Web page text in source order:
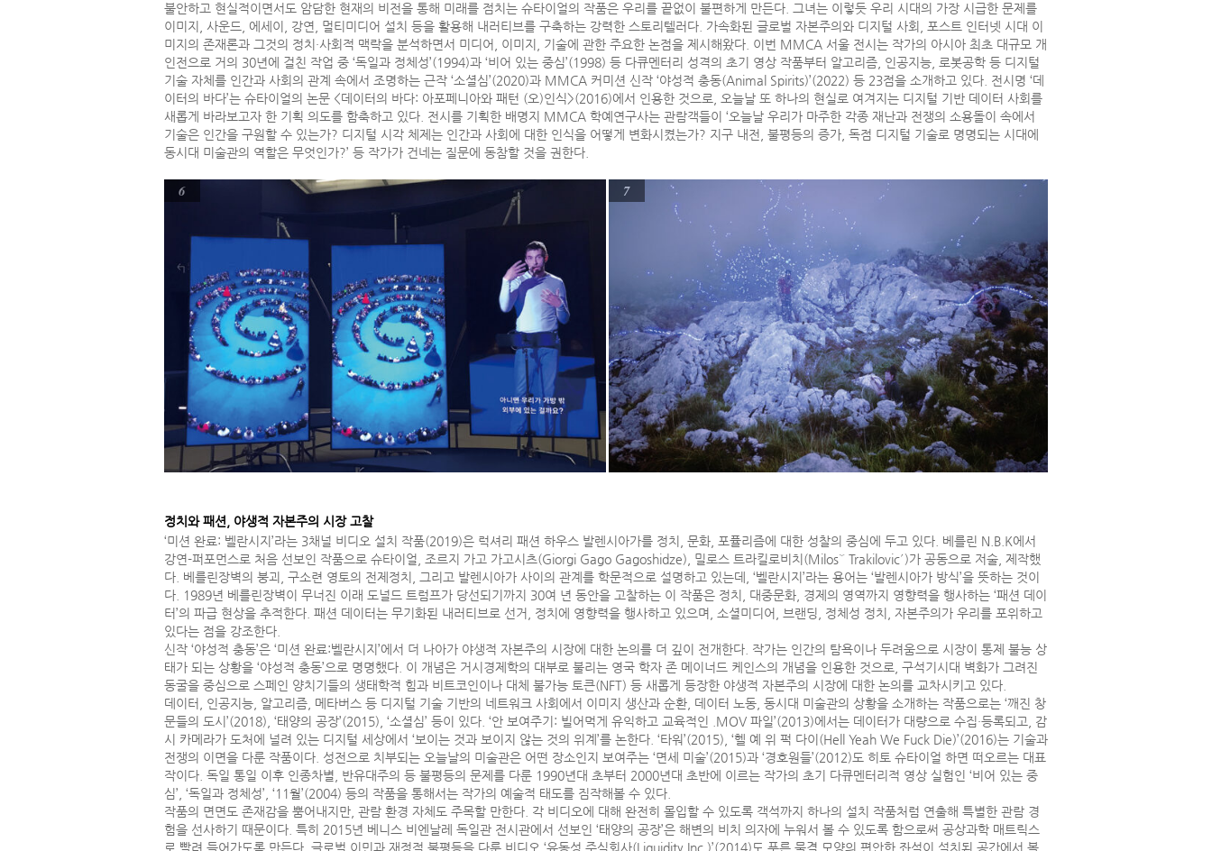
불안하고 현실적이면서도 암담한 현재의 비전을 통해 미래를 점치는 슈타이얼의 작품은 우리를 끝없이 불편하게 만든다. 그녀는 이렇듯 우리 시대의 가장 시급한 문제를
이미지, 사운드, 에세이, 강연, 멀티미디어 설치 등을 활용해 내러티브를 구축하는 강력한 스토리텔러다. 가속화된 글로벌 자본주의와 디지털 사회, 포스트 인터넷 시대 이
미지의 존재론과 그것의 정치·사회적 맥락을 분석하면서 미디어, 이미지, 기술에 관한 주요한 논점을 제시해왔다. 이번 MMCA 서울 전시는 작가의 아시아 최초 대규모 개
인전으로 거의 30년에 걸친 작업 중 ‘독일과 정체성’(1994)과 ‘비어 있는 중심’(1998) 등 다큐멘터리 성격의 초기 영상 작품부터 알고리즘, 인공지능, 로봇공학 등 디지털
기술 자체를 인간과 사회의 관계 속에서 조명하는 근작 ‘소셜심’(2020)과 MMCA 커미션 신작 ‘야성적 충동(Animal Spirits)’(2022) 등 23점을 소개하고 있다. 전시명 ‘데
이터의 바다’는 슈타이얼의 논문 <데이터의 바다: 아포페니아와 패턴 (오)인식>(2016)에서 인용한 것으로, 오늘날 또 하나의 현실로 여겨지는 디지털 기반 데이터 사회를
새롭게 바라보고자 한 기획 의도를 함축하고 있다. 전시를 기획한 배명지 MMCA 학예연구사는 관람객들이 ‘오늘날 우리가 마주한 각종 재난과 전쟁의 소용돌이 속에서
기술은 인간을 구원할 수 있는가? 디지털 시각 체제는 인간과 사회에 대한 인식을 어떻게 변화시켰는가? 지구 내전, 불평등의 증가, 독점 디지털 기술로 명명되는 시대에
동시대 미술관의 역할은 무엇인가?’ 등 작가가 건네는 질문에 동참할 것을 권한다.
6 7
정치와 패션, 야생적 자본주의 시장 고찰
‘미션 완료: 벨란시지’라는 3채널 비디오 설치 작품(2019)은 럭셔리 패션 하우스 발렌시아가를 정치, 문화, 포퓰리즘에 대한 성찰의 중심에 두고 있다. 베를린 N.B.K에서
강연-퍼포먼스로 처음 선보인 작품으로 슈타이얼, 조르지 가고 가고시츠(Giorgi Gago Gagoshidze), 밀로스 트라킬로비치(Milosˇ Trakilovic´)가 공동으로 저술, 제작했
다. 베를린장벽의 붕괴, 구소련 영토의 전제정치, 그리고 발렌시아가 사이의 관계를 학문적으로 설명하고 있는데, ‘벨란시지’라는 용어는 ‘발렌시아가 방식’을 뜻하는 것이
다. 1989년 베를린장벽이 무너진 이래 도널드 트럼프가 당선되기까지 30여 년 동안을 고찰하는 이 작품은 정치, 대중문화, 경제의 영역까지 영향력을 행사하는 ‘패션 데이
터’의 파급 현상을 추적한다. 패션 데이터는 무기화된 내러티브로 선거, 정치에 영향력을 행사하고 있으며, 소셜미디어, 브랜딩, 정체성 정치, 자본주의가 우리를 포위하고
있다는 점을 강조한다.
신작 ‘야성적 충동’은 ‘미션 완료:벨란시지’에서 더 나아가 야생적 자본주의 시장에 대한 논의를 더 깊이 전개한다. 작가는 인간의 탐욕이나 두려움으로 시장이 통제 불능 상
태가 되는 상황을 ‘야성적 충동’으로 명명했다. 이 개념은 거시경제학의 대부로 불리는 영국 학자 존 메이너드 케인스의 개념을 인용한 것으로, 구석기시대 벽화가 그려진
동굴을 중심으로 스페인 양치기들의 생태학적 힘과 비트코인이나 대체 불가능 토큰(NFT) 등 새롭게 등장한 야생적 자본주의 시장에 대한 논의를 교차시키고 있다.
데이터, 인공지능, 알고리즘, 메타버스 등 디지털 기술 기반의 네트워크 사회에서 이미지 생산과 순환, 데이터 노동, 동시대 미술관의 상황을 소개하는 작품으로는 ‘깨진 창
문들의 도시’(2018), ‘태양의 공장’(2015), ‘소셜심’ 등이 있다. ‘안 보여주기: 빌어먹게 유익하고 교육적인 .MOV 파일’(2013)에서는 데이터가 대량으로 수집·등록되고, 감
시 카메라가 도처에 널려 있는 디지털 세상에서 ‘보이는 것과 보이지 않는 것의 위계’를 논한다. ‘타워’(2015), ‘헬 예 위 퍽 다이(Hell Yeah We Fuck Die)’(2016)는 기술과
전쟁의 이면을 다룬 작품이다. 성전으로 치부되는 오늘날의 미술관은 어떤 장소인지 보여주는 ‘면세 미술’(2015)과 ‘경호원들’(2012)도 히토 슈타이얼 하면 떠오르는 대표
작이다. 독일 통일 이후 인종차별, 반유대주의 등 불평등의 문제를 다룬 1990년대 초부터 2000년대 초반에 이르는 작가의 초기 다큐멘터리적 영상 실험인 ‘비어 있는 중
심’, ‘독일과 정체성’, ‘11월’(2004) 등의 작품을 통해서는 작가의 예술적 태도를 짐작해볼 수 있다.
작품의 면면도 존재감을 뿜어내지만, 관람 환경 자체도 주목할 만한다. 각 비디오에 대해 완전히 몰입할 수 있도록 객석까지 하나의 설치 작품처럼 연출해 특별한 관람 경
험을 선사하기 때문이다. 특히 2015년 베니스 비엔날레 독일관 전시관에서 선보인 ‘태양의 공장’은 해변의 비치 의자에 누워서 볼 수 있도록 함으로써 공상과학 매트릭스
로 빨려 들어가도록 만든다. 글로벌 이민과 재정적 불평등을 다룬 비디오 ‘유동성 주식회사(Liquidity Inc.)’(2014)도 푸른 물결 모양의 편안한 좌석이 설치된 공간에서 볼